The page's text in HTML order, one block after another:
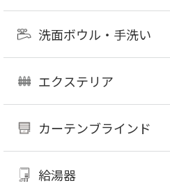
洗面ボウル・手洗い
エクステリア
カーテンブラインド
給湯器